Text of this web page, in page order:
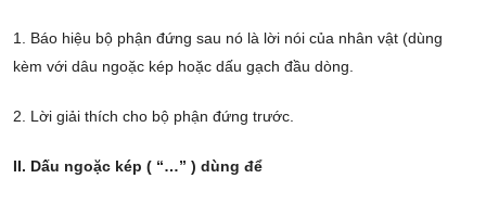
1. Báo hiệu bộ phận đứng sau nó là lời nói của nhân vật (dùng
kèm với dâu ngoặc kép hoặc dấu gạch đầu dòng.
2. Lời giải thích cho bộ phận đứng trước.
II. Dấu ngoặc kép ( “…” ) dùng để